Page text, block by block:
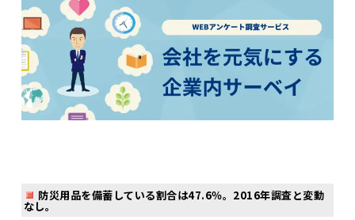
防災用品を備蓄している割合は47.6％。2016年調査と変動
なし。